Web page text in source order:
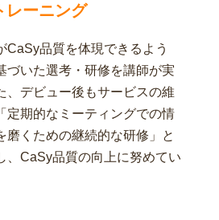
レーニング
CaSy品質を体現できるよう
づいた選考・研修を講師が実
、デビュー後もサービスの維
定期的なミーティングでの情
磨くための継続的な研修」と
、CaSy品質の向上に努めてい